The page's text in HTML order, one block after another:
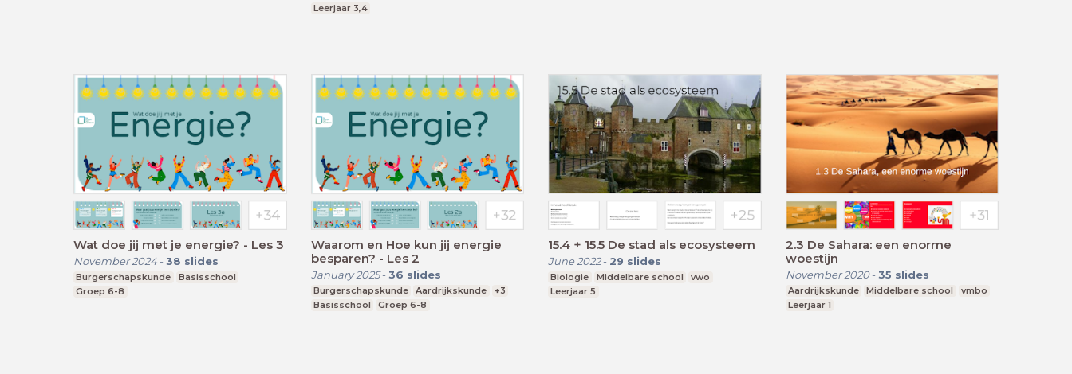
Leerjaar 3,4
Wat doe jij met je energie? - Les 3
November 2024- 38 slides
Burgerschapskunde
Basisschool
Groep 6-8
Waarom en Hoe kun jij energie
besparen? - Les 2
January 2025- 36 slides
Burgerschapskunde Aardrijkskunde
+3
Basisschool
Groep 6-8
15.4 + 15.5 De stad als ecosysteem
June 2022- 29 slides
Biologie Middelbare school
vwo
Leerjaar 5
2.3 De Sahara: een enorme
woestijn
November 2020- 35 slides
Aardrijkskunde Middelbare school
vmbo
Leerjaar 1